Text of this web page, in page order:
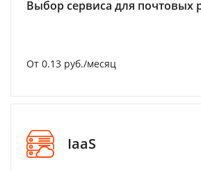
Выбор сервиса для почтовых
От 0.13 руб./месяц
IaaS